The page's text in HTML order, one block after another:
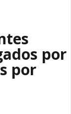
por
por